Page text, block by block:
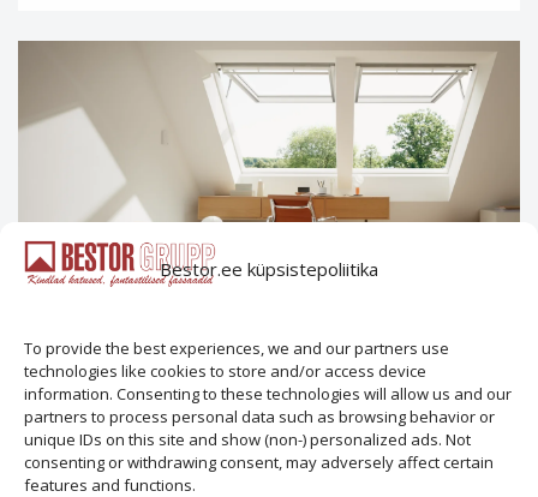
Bestor.ee küpsistepoliitika
To provide the best experiences, we and our partners use
technologies like cookies to store and/or access device
information. Consenting to these technologies will allow us and our
partners to process personal data such as browsing behavior or
unique IDs on this site and show (non-) personalized ads. Not
consenting or withdrawing consent, may adversely affect certain
features and functions.
aknad,katuseaknad,velux
VELUX katuseaknad